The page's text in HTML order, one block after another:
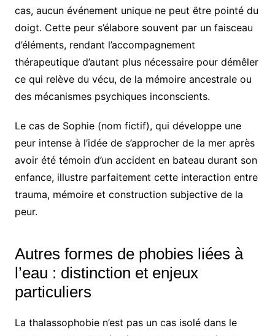
cas, aucun événement unique ne peut être pointé du
doigt. Cette peur s’élabore souvent par un faisceau
d’éléments, rendant l’accompagnement
thérapeutique d’autant plus nécessaire pour démêler
ce qui relève du vécu, de la mémoire ancestrale ou
des mécanismes psychiques inconscients.
Le cas de Sophie (nom fictif), qui développe une
peur intense à l’idée de s’approcher de la mer après
avoir été témoin d’un accident en bateau durant son
enfance, illustre parfaitement cette interaction entre
trauma, mémoire et construction subjective de la
peur.
Autres formes de phobies liées à
l’eau : distinction et enjeux
particuliers
La thalassophobie n’est pas un cas isolé dans le